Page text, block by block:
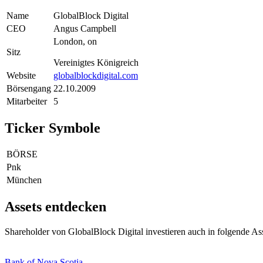
Name
GlobalBlock Digital
CEO
Angus Campbell
Sitz
London, on
Vereinigtes Königreich
Website
globalblockdigital.com
Börsengang 22.10.2009
Mitarbeiter
5
Ticker Symbole
BÖRSE
Pnk
München
Assets entdecken
Shareholder von GlobalBlock Digital investieren auch in folgende